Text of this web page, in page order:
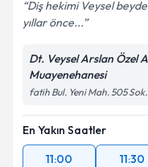
Diş hekimi Veysel
yıllar önce...
Dt. Veysel Arslan Özel
Muayenehanesi
fatih Bul. Yeni Mah. 505
En Yakın Saatler
11:00
11:30